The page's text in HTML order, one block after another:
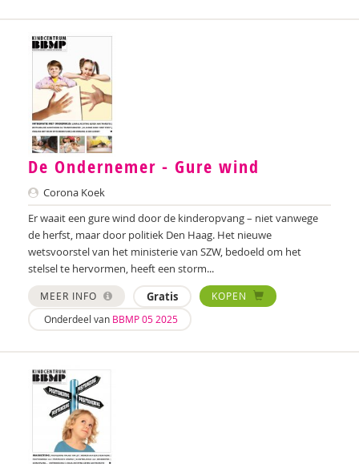
Siela Ardjosemito-Jethoe
René Arends
Chantal Ariens
Silke van Arum
Nicole van Asten
Roli Ayutsede
Rosalie Baan
Sebastiaan Baauw
Carolina Bakker
Ina Bakker
Pieter Paul Bakker
De Ondernemer - Gure wind
Corona Koek
Er waait een gure wind door de kinderopvang – niet vanwege
de herfst, maar door politiek Den Haag. Het nieuwe
wetsvoorstel van het ministerie van SZW, bedoeld om het
stelsel te hervormen, heeft een storm...
MEER INFO Gratis
KOPEN
Onderdeel van BBMP 05 2025